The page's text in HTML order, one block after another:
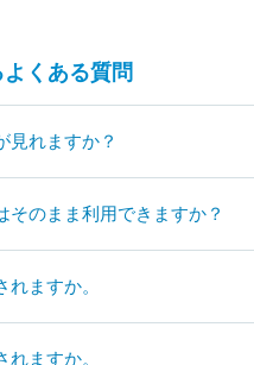
くある質問
見れますか？
そのまま利用できますか？
ますか。
ますか。